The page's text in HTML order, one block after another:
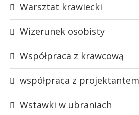
Warsztat krawiecki
Wizerunek osobisty
Współpraca z krawcową
współpraca z projektantem
Wstawki w ubraniach